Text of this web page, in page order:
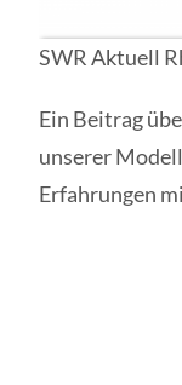
SWR Aktuell
Ein Beitrag
unserer
Erfahrungen